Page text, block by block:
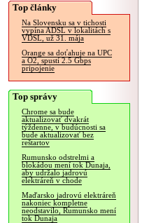
Top články
Na Slovensku sa v tichosti
vypína ADSL v lokalitách s
VDSL, už 31. mája
Orange sa doťahuje na UPC
a O2, spustí 2.5 Gbps
pripojenie
Top správy
Chrome sa bude
aktualizovať dvakrát
týždenne, v budúcnosti sa
bude aktualizovať bez
reštartov
Rumunsko odstrelmi a
blokádou mení tok Dunaja,
aby udržalo jadrovú
elektráreň v chode
Maďarsko jadrovú elektráreň
nakoniec kompletne
neodstavilo, Rumunsko mení
tok Dunaja